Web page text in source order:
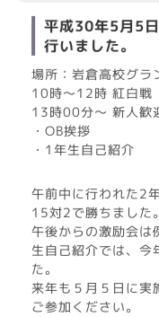
平成30年5月5
行いました。
場所：岩倉高校グラ
10時～12時 紅白戦
13時00分～ 新人歓
・OB挨拶
・1年生自己紹介
午前中に行われた2
15対2で勝ちました。
午後からの激励会は
生自己紹介では、今
た。
来年も５月５日に実
ご参加ください。